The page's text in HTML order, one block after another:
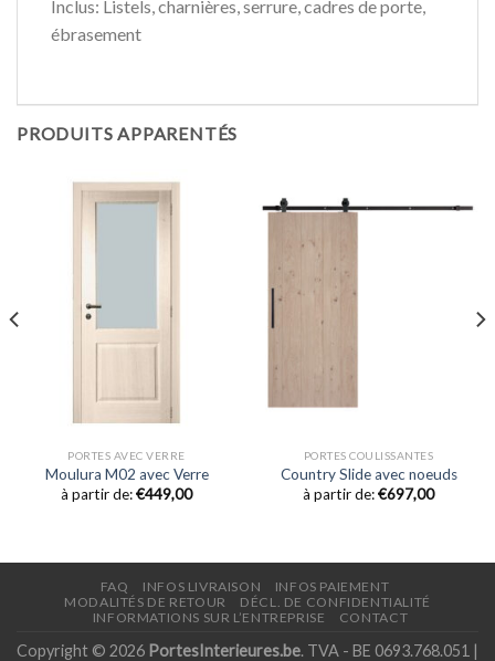
Inclus: Listels, charnières, serrure, cadres de porte,
ébrasement
PRODUITS APPARENTÉS
PORTES AVEC VERRE
Moulura M02 avec Verre
à partir de:€449,00
PORTES COULISSANTES
Country Slide avec noeuds
à partir de:€697,00
FAQ INFOS LIVRAISON
INFOS PAIEMENT
MODALITÉS DE RETOUR
DÉCL. DE CONFIDENTIALITÉ
INFORMATIONS SUR L’ENTREPRISE
CONTACT
Copyright © 2026 PortesInterieures.be. TVA - BE 0693.768.051 |